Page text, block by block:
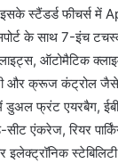
इसके स्टैंडर्ड फीचर्स
के साथ 7-इंच
ऑटोमैटिक
और क्रूज कंट्रोल जैसे
फ्रंट एयरबैग,
एंकरेज, रियर
इलेक्ट्रॉनिक